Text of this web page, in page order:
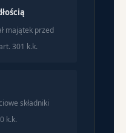
majątek przed
301 k.k.
składniki
k.k.